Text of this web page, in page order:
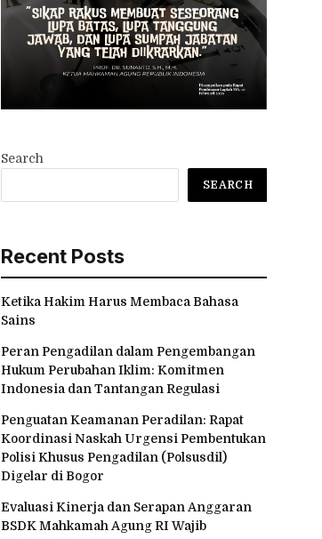
Search
SEARCH
Recent Posts
Ketika Hakim Harus Membaca Bahasa
Sains
Peran Pengadilan dalam Pengembangan
Hukum Perubahan Iklim: Komitmen
Indonesia dan Tantangan Regulasi
Penguatan Keamanan Peradilan: Rapat
Koordinasi Naskah Urgensi Pembentukan
Polisi Khusus Pengadilan (Polsusdil)
Digelar di Bogor
Evaluasi Kinerja dan Serapan Anggaran
BSDK Mahkamah Agung RI Wajib